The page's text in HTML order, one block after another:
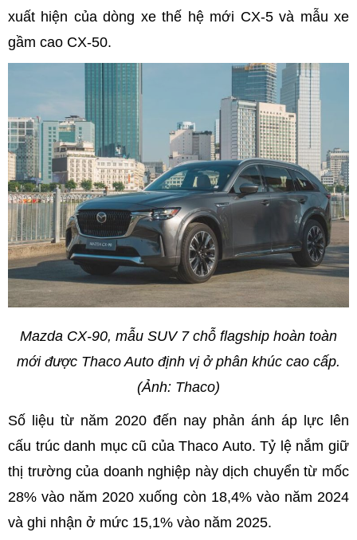
xuất hiện của dòng xe thế hệ mới CX-5 và mẫu xe
gầm cao CX-50.
Mazda CX-90, mẫu SUV 7 chỗ flagship hoàn toàn
mới được Thaco Auto định vị ở phân khúc cao cấp.
(Ảnh: Thaco)
Số liệu từ năm 2020 đến nay phản ánh áp lực lên
cấu trúc danh mục cũ của Thaco Auto. Tỷ lệ nắm giữ
thị trường của doanh nghiệp này dịch chuyển từ mốc
28% vào năm 2020 xuống còn 18,4% vào năm 2024
và ghi nhận ở mức 15,1% vào năm 2025.